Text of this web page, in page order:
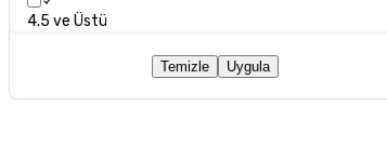
4.5 ve Üstü
Temizle Uygula